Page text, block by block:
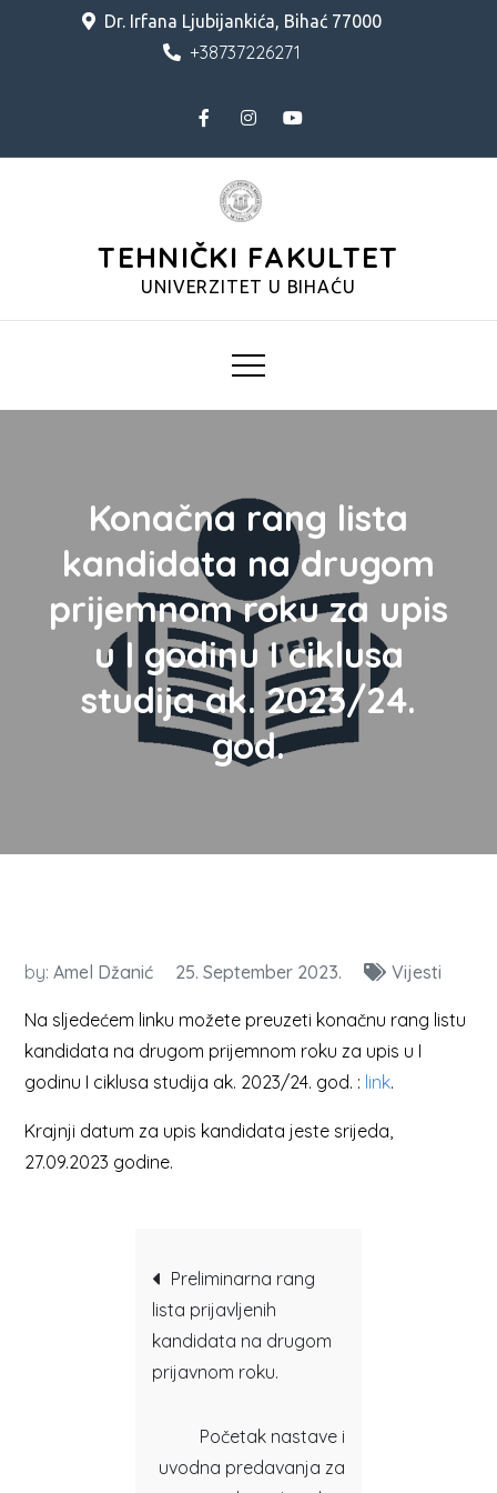
Dr. Irfana Ljubijankića, Bihać 77000
+38737226271
TEHNIČKI FAKULTET
UNIVERZITET U BIHAĆU
Konačna rang lista
kandidata na drugom
prijemnom roku za upis
u I godinu I ciklusa
studija ak. 2023/24.
god.
by:Amel Džanić 25. September 2023. Vijesti
Na sljedećem linku možete preuzeti konačnu rang listu
kandidata na drugom prijemnom roku za upis u I
godinu I ciklusa studija ak. 2023/24. god. : link.
Krajnji datum za upis kandidata jeste srijeda,
27.09.2023 godine.
Post
navigation
Preliminarna rang
lista prijavljenih
kandidata na drugom
prijavnom roku.
Početak nastave i
uvodna predavanja za